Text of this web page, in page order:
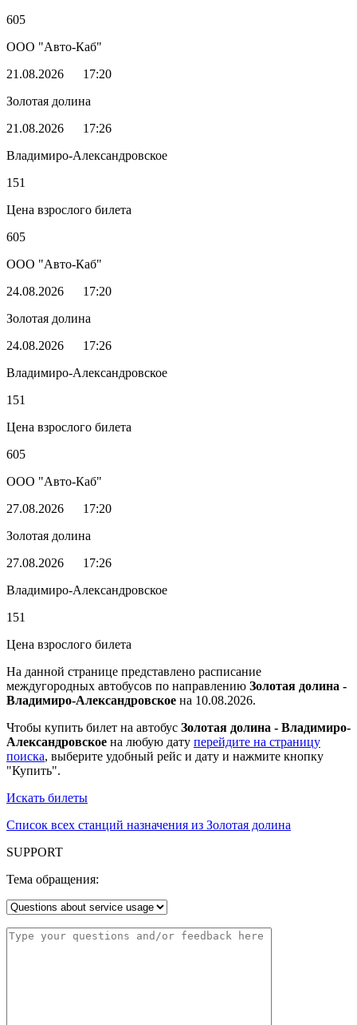
605
ООО "Авто-Каб"
21.08.2026
17:20
Золотая долина
21.08.2026
17:26
Владимиро-Александровское
151
Цена взрослого билета
605
ООО "Авто-Каб"
24.08.2026
17:20
Золотая долина
24.08.2026
17:26
Владимиро-Александровское
151
Цена взрослого билета
605
ООО "Авто-Каб"
27.08.2026
17:20
Золотая долина
27.08.2026
17:26
Владимиро-Александровское
151
Цена взрослого билета
На данной странице представлено расписание
междугородных автобусов по направлению Золотая долина -
Владимиро-Александровское на 10.08.2026.
Чтобы купить билет на автобус Золотая долина - Владимиро-
Александровское на любую дату перейдите на страницу
поиска, выберите удобный рейс и дату и нажмите кнопку
"Купить".
Искать билеты
Список всех станций назначения из Золотая долина
SUPPORT
Тема обращения: